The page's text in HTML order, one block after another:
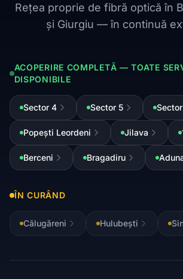
Rețea proprie de fibră optică în
și Giurgiu — în continuă
ACOPERIRE COMPLETĂ — TOATE
DISPONIBILE
Sector 4 Sector 5
Popești Leordeni Jilava
Berceni Bragadiru
ÎN CURÂND
Călugăreni Hulubești